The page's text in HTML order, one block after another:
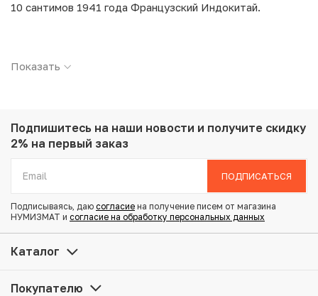
10 сантимов 1941 года Французский Индокитай.
Страна: Французский Индокитай
Вес: 2.95 г
Диаметр: 18 мм
Состояние: VF
Купить 10 сантимов 1941 года Французский Индокитай
по привлекательной цене можно в нашем интернет-
магазине — Вам достаточно оформить заказ на сайте.
Показать
Подпишитесь на наши новости и получите скидку
2% на первый заказ
ПОДПИСАТЬСЯ
Подписываясь, даю согласие на получение писем от магазина
НУМИЗМАТ и согласие на обработку персональных данных
Каталог
Покупателю